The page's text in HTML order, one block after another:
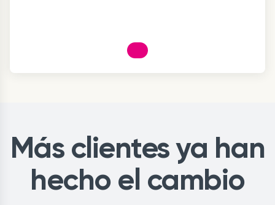
Más clientes ya han
hecho el cambio